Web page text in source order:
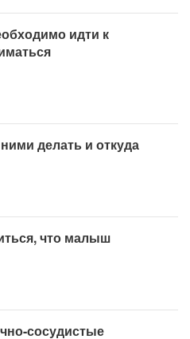
идти к
делать и откуда
что малыш
сосудистые